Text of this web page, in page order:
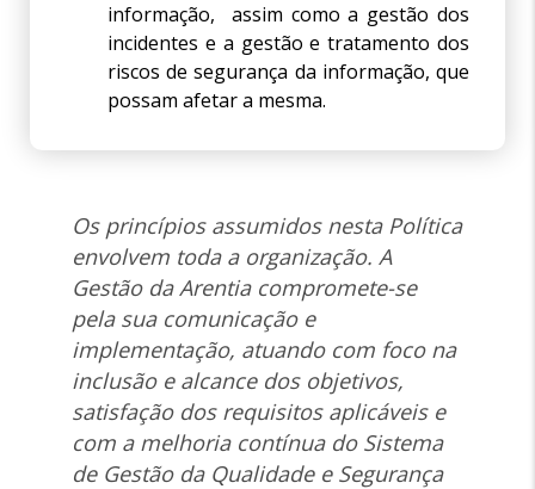
informação, assim como a gestão dos
incidentes e a gestão e tratamento dos
riscos de segurança da informação, que
possam afetar a mesma.
Os princípios assumidos nesta Política
envolvem toda a organização. A
Gestão da Arentia compromete-se
pela sua comunicação e
implementação, atuando com foco na
inclusão e alcance dos objetivos,
satisfação dos requisitos aplicáveis e
com a melhoria contínua do Sistema
de Gestão da Qualidade e Segurança